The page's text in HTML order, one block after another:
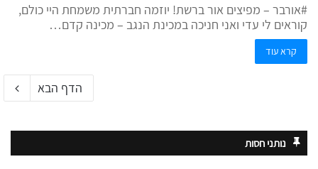
#אורבר – מפיצים אור ברשת! יוזמה חברתית משמחת היי כולם,
קוראים לי עדי ואני חניכה במכינת הנגב – מכינה קדם…
קרא עוד
הדף הבא
נותני חסות